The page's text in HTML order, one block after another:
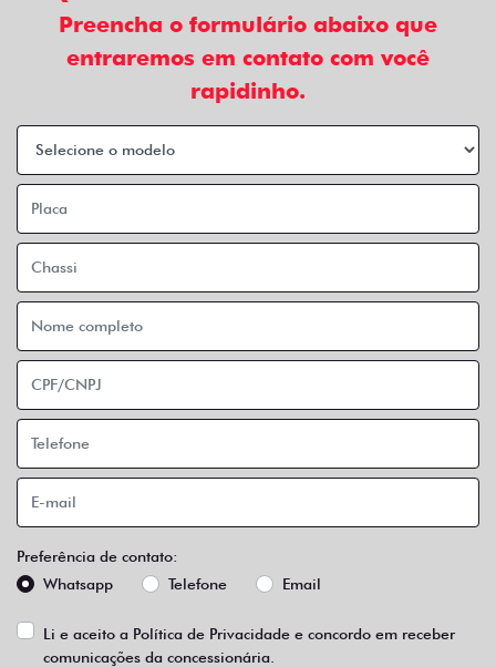
Preencha o formulário abaixo que
entraremos em contato com você
rapidinho.
Preferência de contato:
Whatsapp
Telefone Email
Li e aceito a Política de Privacidade e concordo em receber
comunicações da concessionária.